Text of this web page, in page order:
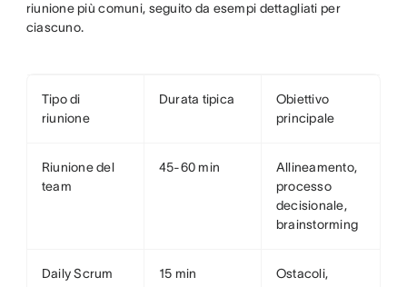
riunione più comuni, seguito da esempi dettagliati per
ciascuno.
Tipo di
riunione
Durata tipica
Obiettivo
principale
Riunione del
team
45-60 min
Allineamento,
processo
decisionale,
brainstorming
Daily Scrum 15 min
Ostacoli,